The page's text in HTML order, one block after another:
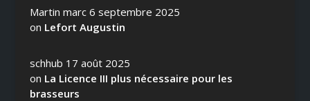
Martin marc 6 septembre 2025
on Lefort Augustin
schhub 17 août 2025
on La Licence III plus nécessaire pour les
brasseurs